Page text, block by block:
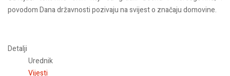
povodom Dana državnosti pozivaju na svijest o značaju domovine.
Detalji
Urednik
Vijesti